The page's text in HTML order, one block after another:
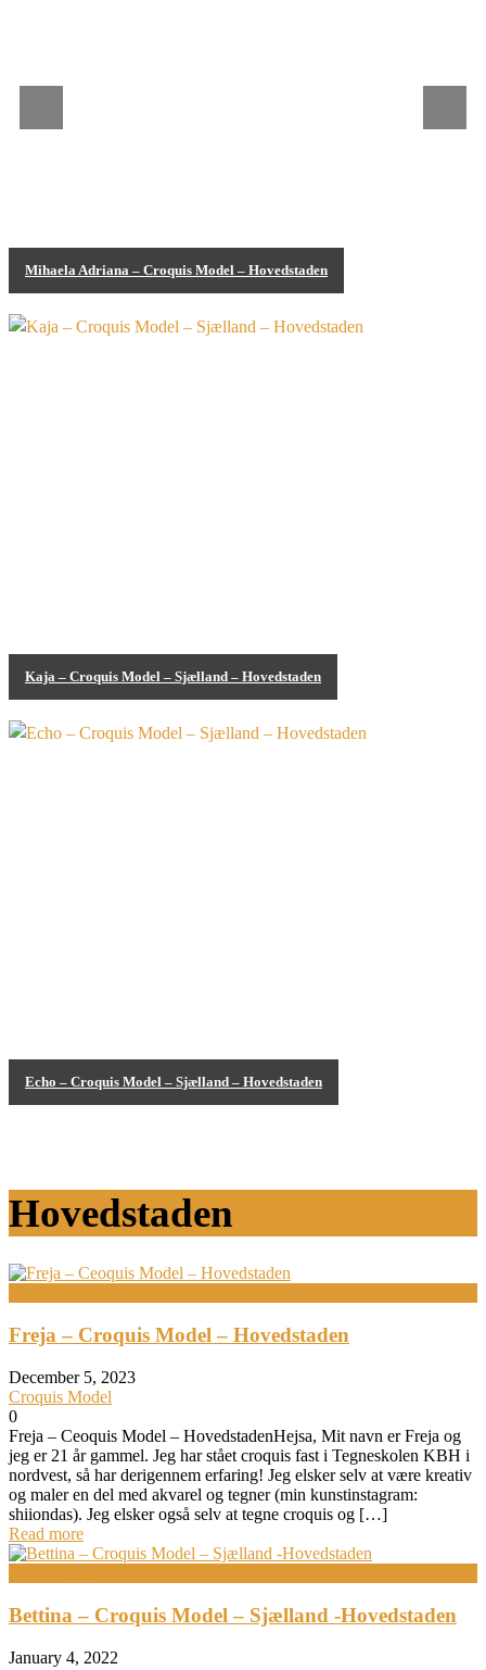
Croquis Model
Mihaela Adriana – Croquis Model – Hovedstaden
Bodypainting
Kaja – Croquis Model – Sjælland – Hovedstaden
Echo – Croquis Model – Sjælland – Hovedstaden
Hovedstaden
Freja – Croquis Model – Hovedstaden
December 5, 2023
Croquis Model
0
Freja – Ceoquis Model – HovedstadenHejsa, Mit navn er Freja og
jeg er 21 år gammel. Jeg har stået croquis fast i Tegneskolen KBH i
nordvest, så har derigennem erfaring! Jeg elsker selv at være kreativ
og maler en del med akvarel og tegner (min kunstinstagram:
shiiondas). Jeg elsker også selv at tegne croquis og […]
Read more
Bettina – Croquis Model – Sjælland -Hovedstaden
January 4, 2022